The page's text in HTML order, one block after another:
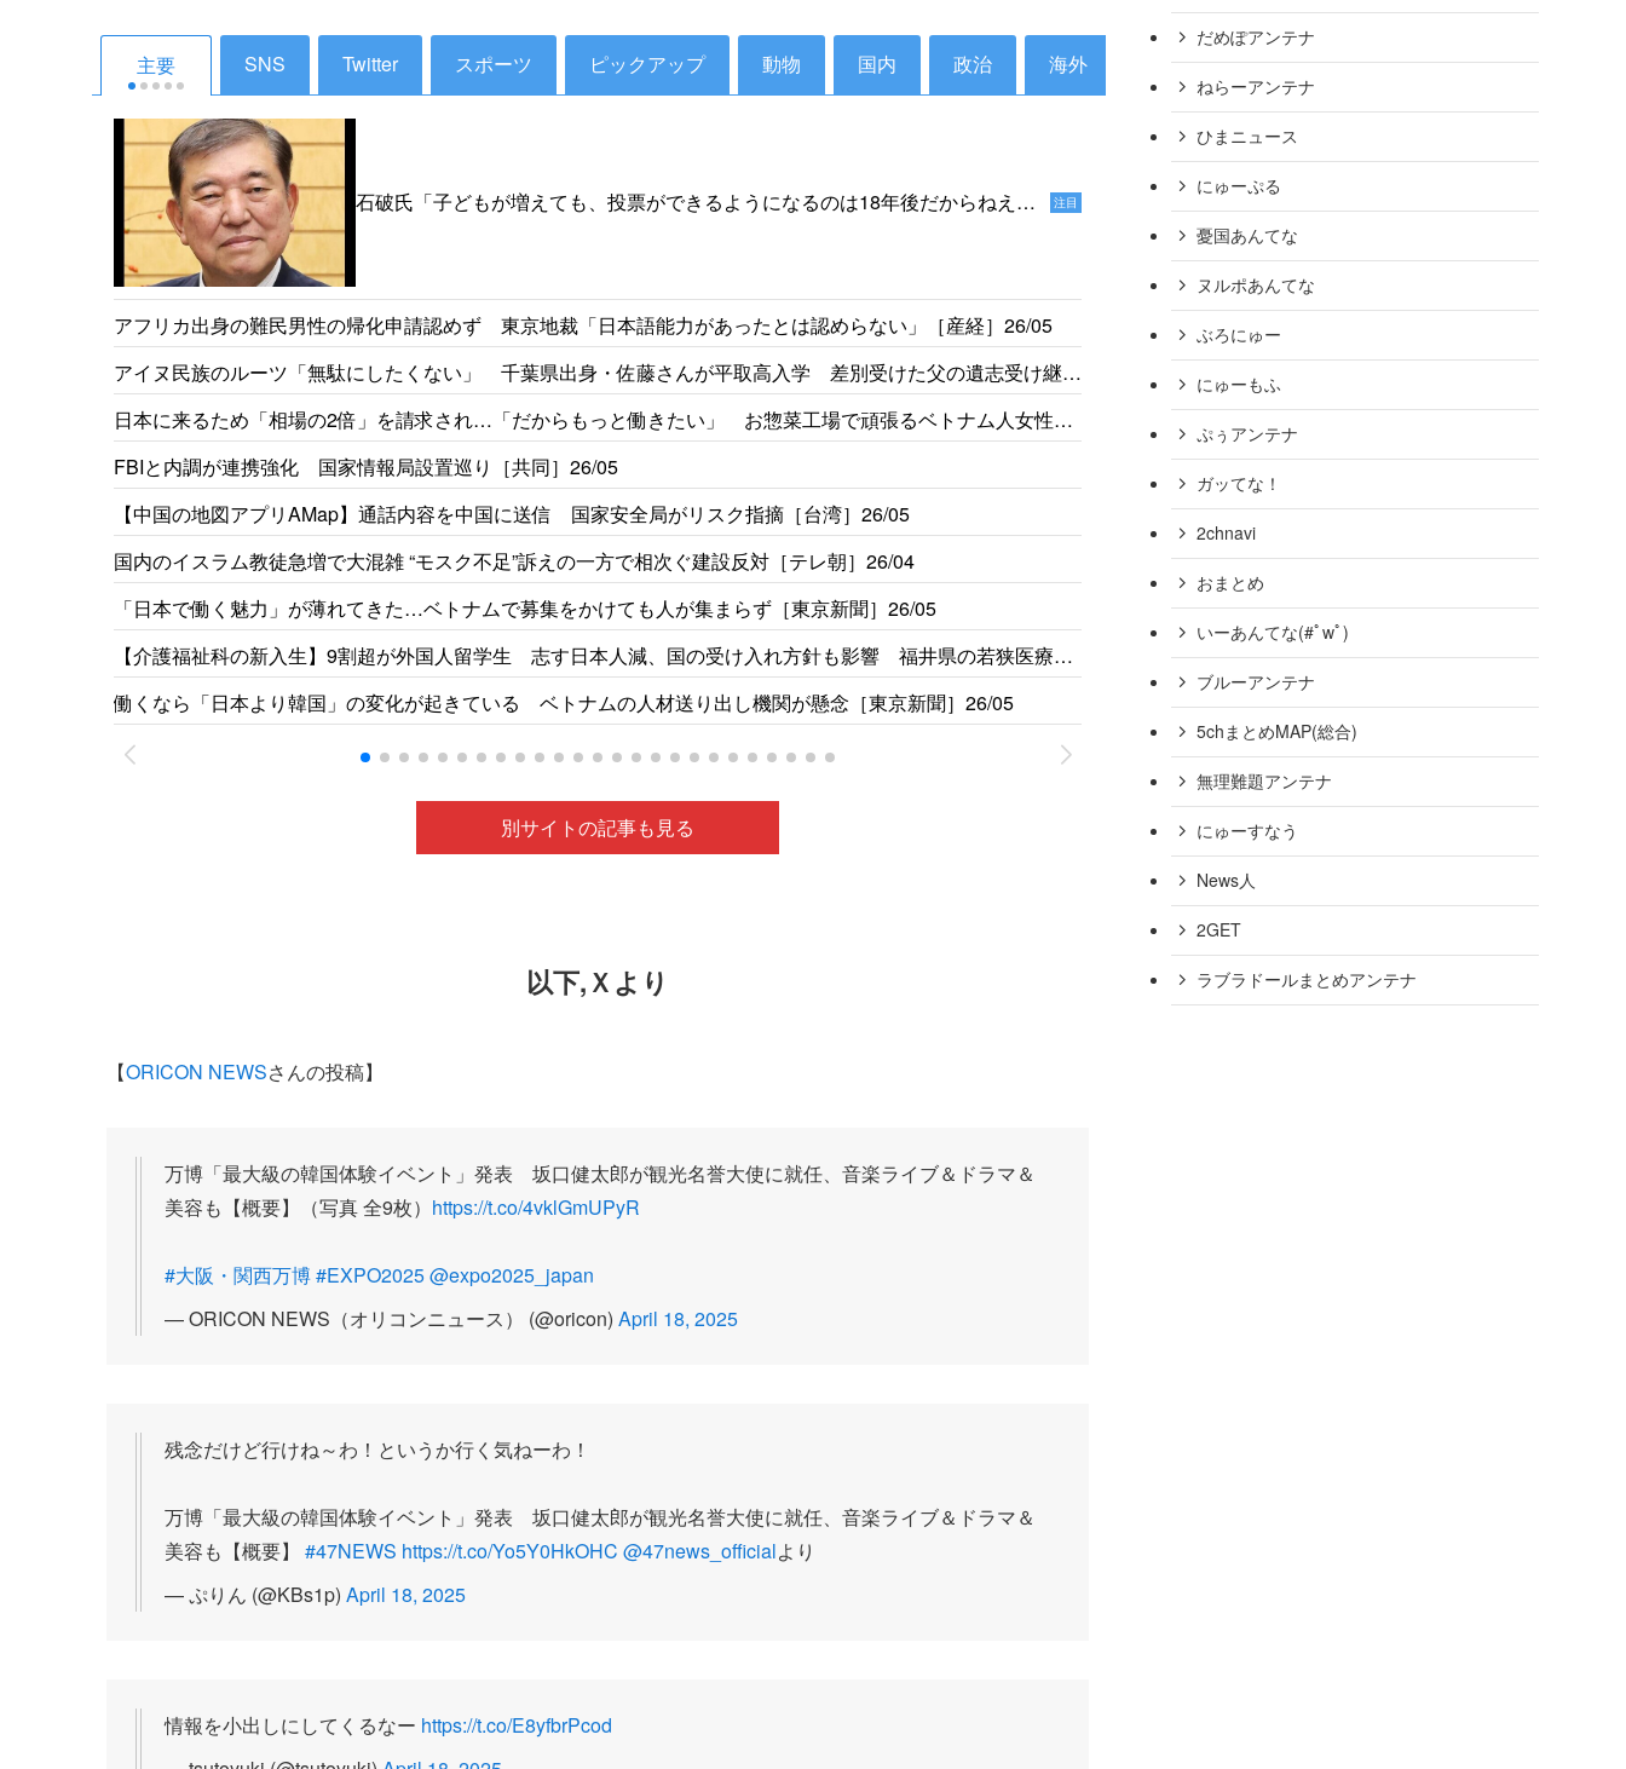
主要 SNS Twitter スポーツ ピックアップ 動物 国内 政治 海外 特集 経済 芸能
石破氏「子どもが増えても、投票ができるようになるのは18年後だからねえ。
注目
アフリカ出身の難民男性の帰化申請認めず 東京地裁「日本語能力があったとは認めらない」［産経］26/05
アイヌ民族のルーツ「無駄にしたくない」 千葉県出身・佐藤さんが平取高入学 差別受けた父の遺志受け継ぐ
［北海道新聞］26/05
日本に来るため「相場の2倍」を請求され…「だからもっと働きたい」 お惣菜工場で頑張るベトナム人女性の
事情［東京新聞］26/05
FBIと内調が連携強化 国家情報局設置巡り［共同］26/05
【中国の地図アプリAMap】通話内容を中国に送信 国家安全局がリスク指摘［台湾］26/05
国内のイスラム教徒急増で大混雑 “モスク不足”訴えの一方で相次ぐ建設反対［テレ朝］26/04
「日本で働く魅力」が薄れてきた…ベトナムで募集をかけても人が集まらず［東京新聞］26/05
【介護福祉科の新入生】9割超が外国人留学生 志す日本人減、国の受け入れ方針も影響 福井県の若狭医療福
祉専門学校［福井新聞］26/05
働くなら「日本より韓国」の変化が起きている ベトナムの人材送り出し機関が懸念［東京新聞］26/05
外国人へのごみ出しルール周知など「国の交付税で半
【タイ国籍の男3人】「1戸建てで雨戸を閉め切ってい
2400万円相当を盗んだ疑いで逮捕・起訴 茨城県警［
発表から1週間足らずで始まった「外国人の国籍取得厳
む［東京新聞］26/05
【神社】塀の銅板６０枚超はぎ取られる…総代怒り「地
政府、情報活動で「仮装身分」の導入検討へ 従事者の
【琵琶湖に遺体 9日に発見3件相次ぐ】 -Yahoo!
【岐阜の朝鮮学校が令和6年度も多重申請】実費上回る
【外務省】ケニアの人材育成に2.6億円の無償資金協力［
【火の神様まつる神社が火事】関係者「痛恨」深夜にな
別サイトの記事も見る
以下,Ｘより
【ORICON NEWSさんの投稿】
万博「最大級の韓国体験イベント」発表 坂口健太郎が観光名誉大使に就任、音楽ライブ＆ドラマ＆
美容も【概要】（写真 全9枚） https://t.co/4vklGmUPyR
#大阪・関西万博#EXPO2025@expo2025_japan
— ORICON NEWS（オリコンニュース） (@oricon) April 18, 2025
残念だけど行けね～わ！というか行く気ねーわ！
万博「最大級の韓国体験イベント」発表 坂口健太郎が観光名誉大使に就任、音楽ライブ＆ドラマ＆
美容も【概要】 #47NEWS https://t.co/Yo5Y0HkOHC @47news_officialより
— ぷりん (@KBs1p) April 18, 2025
情報を小出しにしてくるなー https://t.co/E8yfbrPcod
だめぽアンテナ
ねらーアンテナ
ひまニュース
にゅーぷる
憂国あんてな
ヌルポあんてな
ぶろにゅー
にゅーもふ
ぷぅアンテナ
ガッてな！
2chnavi
おまとめ
いーあんてな(#ﾟwﾟ)
ブルーアンテナ
5chまとめMAP(総合)
無理難題アンテナ
にゅーすなう
News人
2GET
ラブラドールまとめアンテナ